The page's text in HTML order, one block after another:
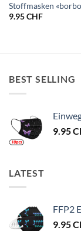
Stoffmasken
9.95CHF
BEST SELLING
9.95
LATEST
FFP2
9.95